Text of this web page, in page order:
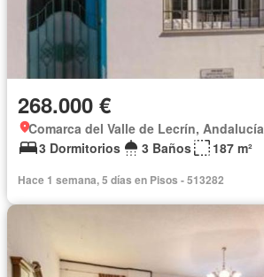
268.000 €
Comarca del Valle de Lecrín, Andalucía
3 Dormitorios
3 Baños 187 m²
Hace 1 semana, 5 días en Pisos - 513282